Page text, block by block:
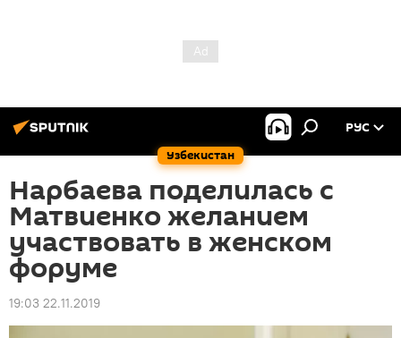
Узбекистан
РУС
Нарбаева поделилась с
Матвиенко желанием
участвовать в женском
форуме
19:03 22.11.2019